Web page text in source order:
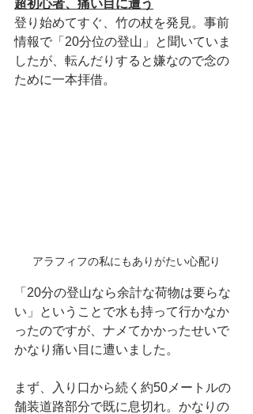
超初心者、痛い目に遭う
登り始めてすぐ、竹の杖を発見。事前
情報で「20分位の登山」と聞いていま
したが、転んだりすると嫌なので念の
ために一本拝借。
アラフィフの私にもありがたい心配り
「20分の登山なら余計な荷物は要らな
い」ということで水も持って行かなか
ったのですが、ナメてかかったせいで
かなり痛い目に遭いました。
まず、入り口から続く約50メートルの
舗装道路部分で既に息切れ。かなりの